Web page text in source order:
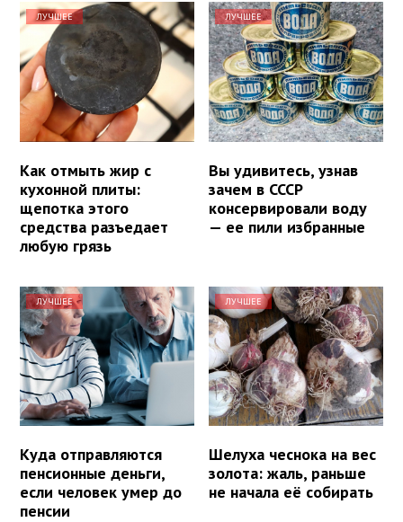
ЛУЧШЕЕ
Как отмыть жир с
кухонной плиты:
щепотка этого
средства разъедает
любую грязь
ЛУЧШЕЕ
Вы удивитесь, узнав
зачем в СССР
консервировали воду
— ее пили избранные
ЛУЧШЕЕ
Куда отправляются
пенсионные деньги,
если человек умер до
пенсии
ЛУЧШЕЕ
Шелуха чеснока на вес
золота: жаль, раньше
не начала её собирать